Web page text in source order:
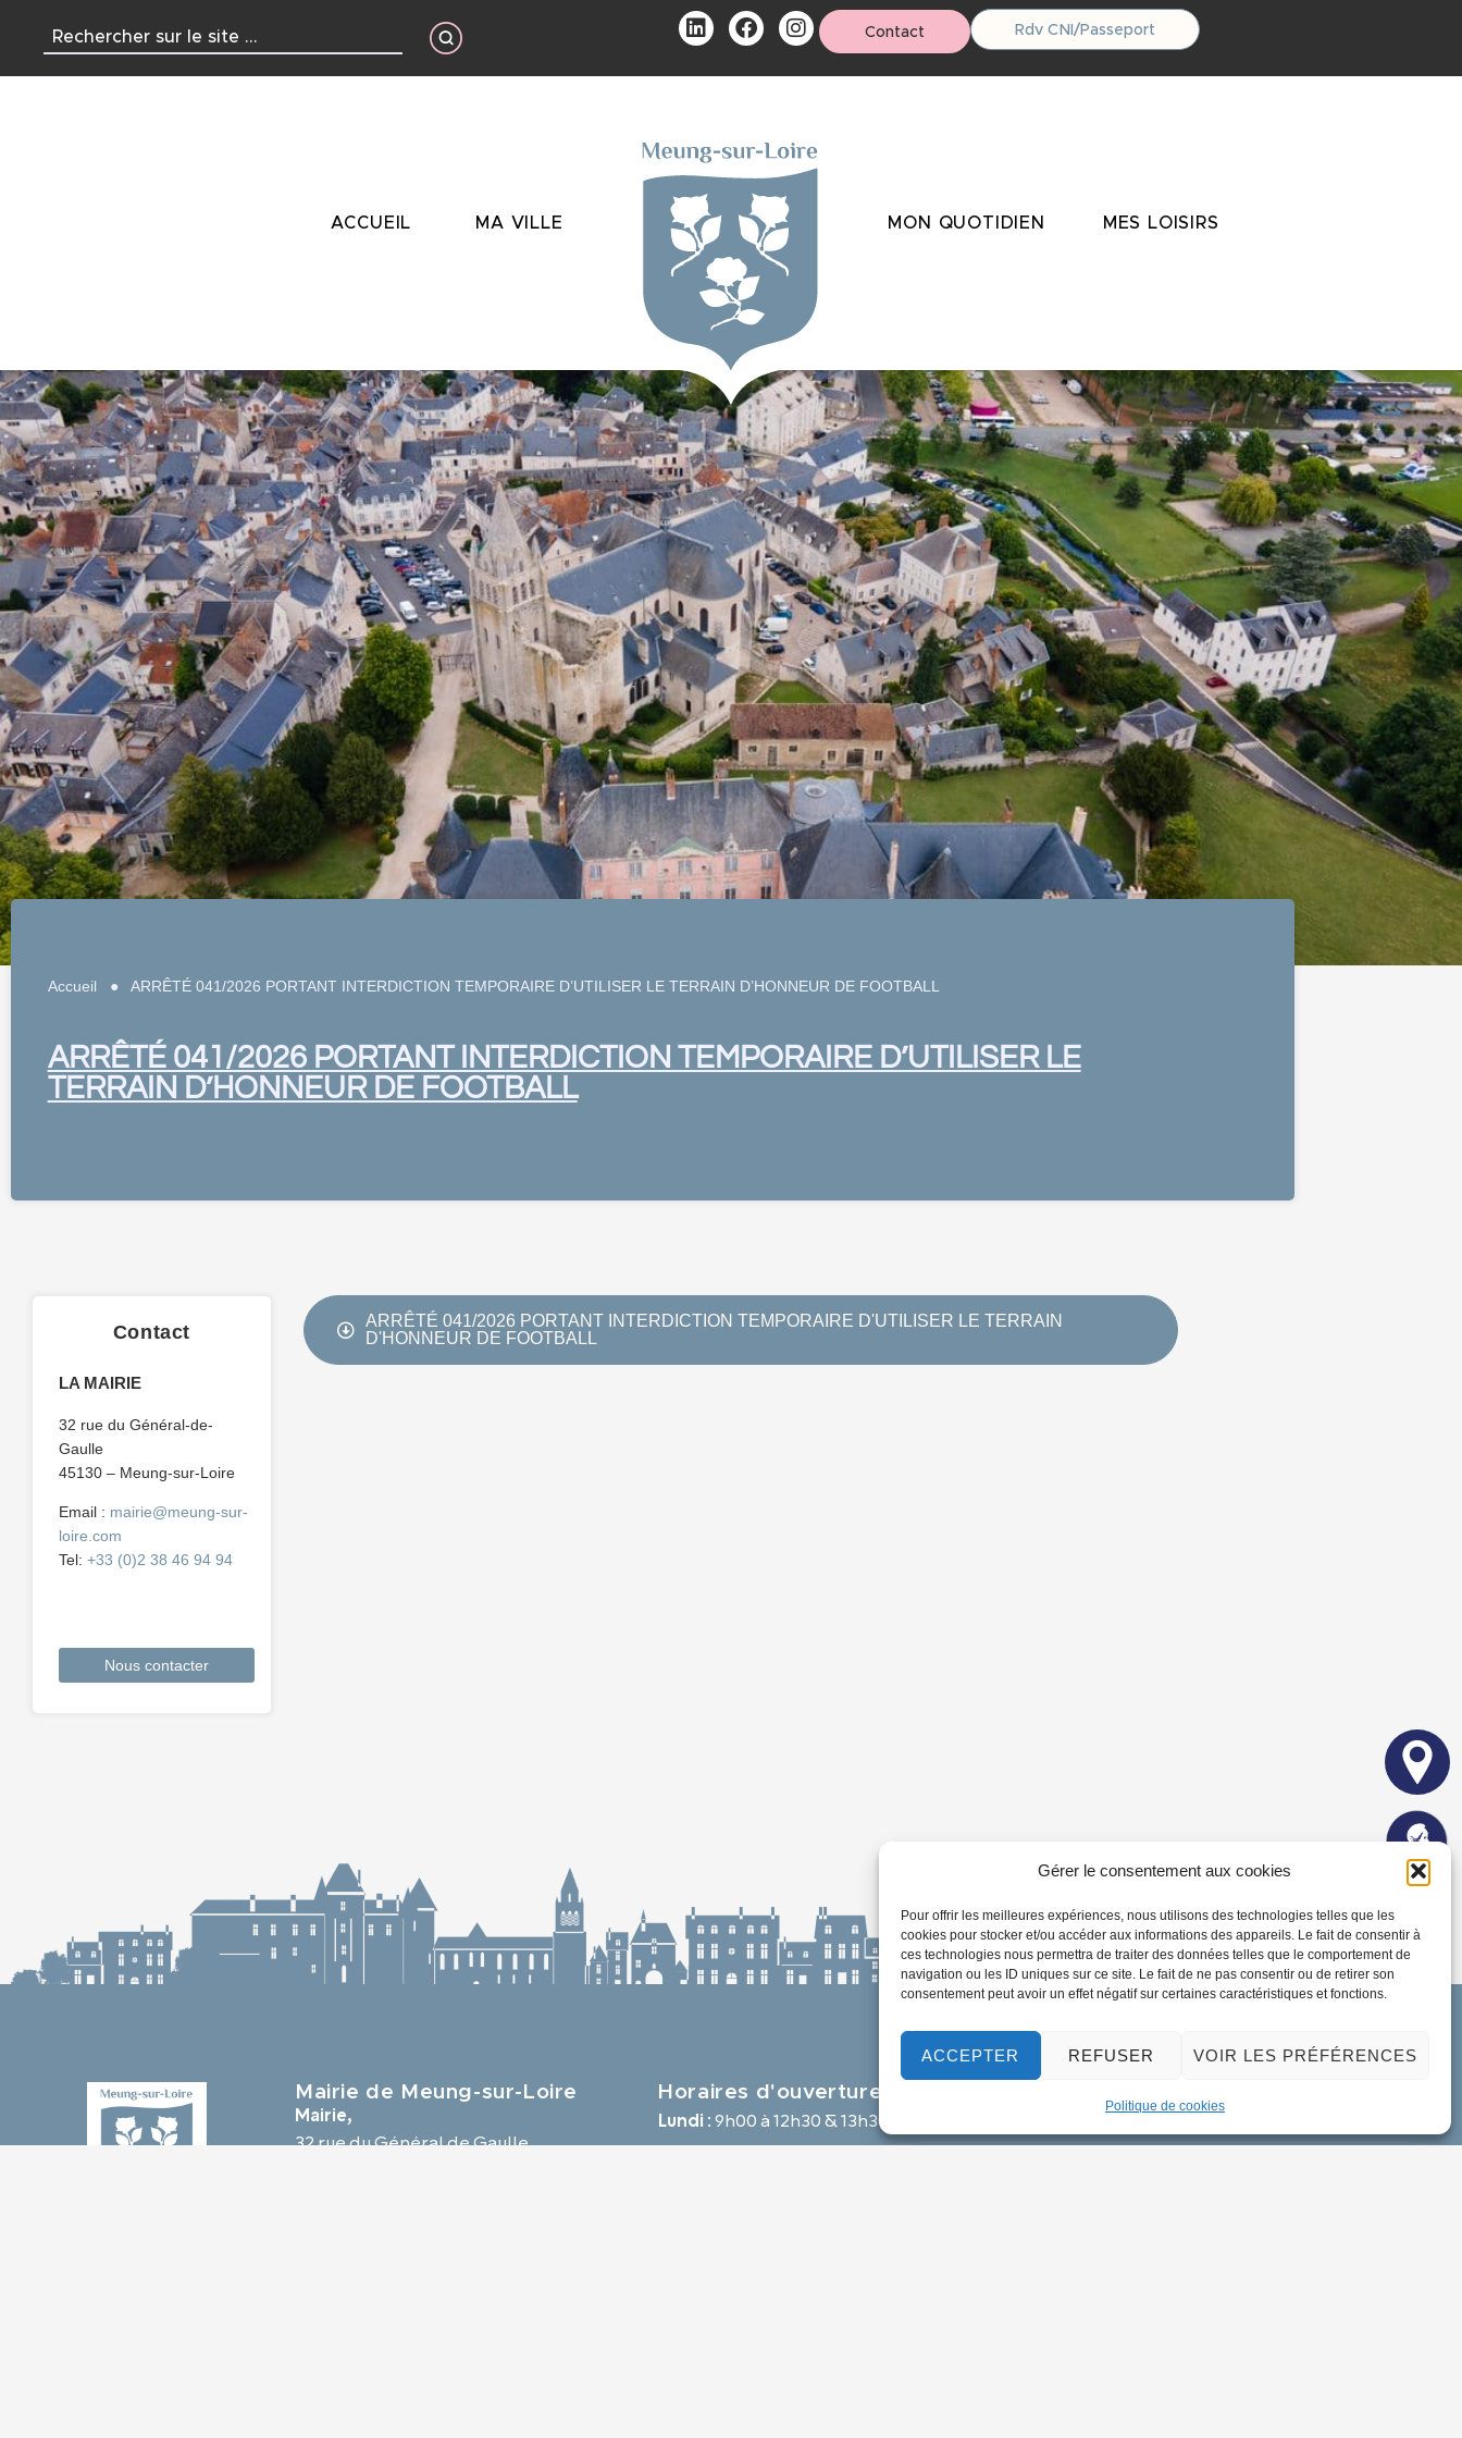
Gérer le consentement aux cookies
Pour offrir les meilleures expériences, nous utilisons des technologies telles que les
cookies pour stocker et/ou accéder aux informations des appareils. Le fait de consentir à
ces technologies nous permettra de traiter des données telles que le comportement de
navigation ou les ID uniques sur ce site. Le fait de ne pas consentir ou de retirer son
consentement peut avoir un effet négatif sur certaines caractéristiques et fonctions.
ACCEPTER REFUSER VOIR LES PRÉFÉRENCES
Politique de cookies
principal
Contact Rdv CNI/Passeport
ACCUEIL MA VILLE MON QUOTIDIEN MES LOISIRS
Accueil ● ARRÊTÉ 041/2026 PORTANT INTERDICTION TEMPORAIRE D’UTILISER LE TERRAIN D’HONNEUR DE FOOTBALL
ARRÊTÉ 041/2026 PORTANT INTERDICTION TEMPORAIRE D’UTILISER LE
TERRAIN D’HONNEUR DE FOOTBALL
Contact
LA MAIRIE
32 rue du Général-de-
Gaulle
45130 – Meung-sur-Loire
Email : mairie@meung-sur-
loire.com
Tel:+33 (0)2 38 46 94 94
Nous contacter
ARRÊTÉ 041/2026 PORTANT INTERDICTION TEMPORAIRE D'UTILISER LE TERRAIN
D'HONNEUR DE FOOTBALL
Mairie de Meung-sur-Loire
Mairie,
32 rue du Général de Gaulle,
Horaires d'ouverture
Lundi :9h00 à 12h30 & 13h30 à 18h00